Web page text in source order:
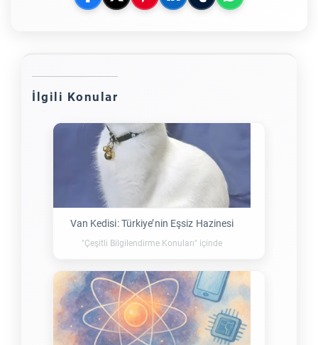
İlgili Konular
Van Kedisi: Türkiye’nin Eşsiz Hazinesi
"Çeşitli Bilgilendirme Konuları" içinde